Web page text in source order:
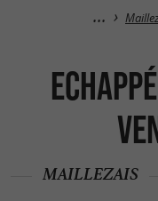
MAILLEZAIS